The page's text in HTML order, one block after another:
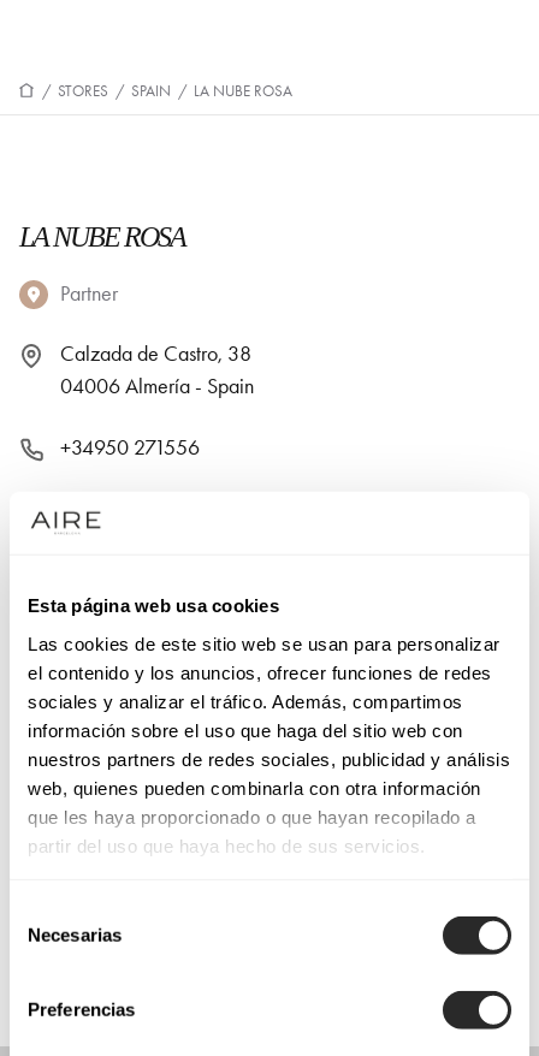
Esta página web usa cookies
Las cookies de este sitio web se usan para personalizar
el contenido y los anuncios, ofrecer funciones de redes
sociales y analizar el tráfico. Además, compartimos
información sobre el uso que haga del sitio web con
nuestros partners de redes sociales, publicidad y análisis
web, quienes pueden combinarla con otra información
que les haya proporcionado o que hayan recopilado a
partir del uso que haya hecho de sus servicios.
Necesarias
Preferencias
/ STORES / SPAIN / LA NUBE ROSA
LA NUBE ROSA
Partner
Calzada de Castro, 38
04006 Almería - Spain
+34950 271556
Monday: 10:00 AM – 1:30 PM, 5:00 – 8:30 PM
Thursday: 10:00 AM – 1:30 PM, 5:00 – 8:30 PM
Friday: 10:00 AM – 1:30 PM, 5:00 – 8:30 PM
Saturday: 10:00 AM – 1:30 PM
Sunday: Closed
REQUEST YOUR APPOINTMENT
COMMUNION